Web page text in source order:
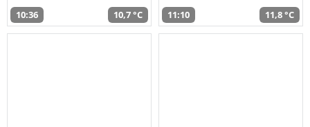
10:36 10,7 °C 11:10 11,8 °C